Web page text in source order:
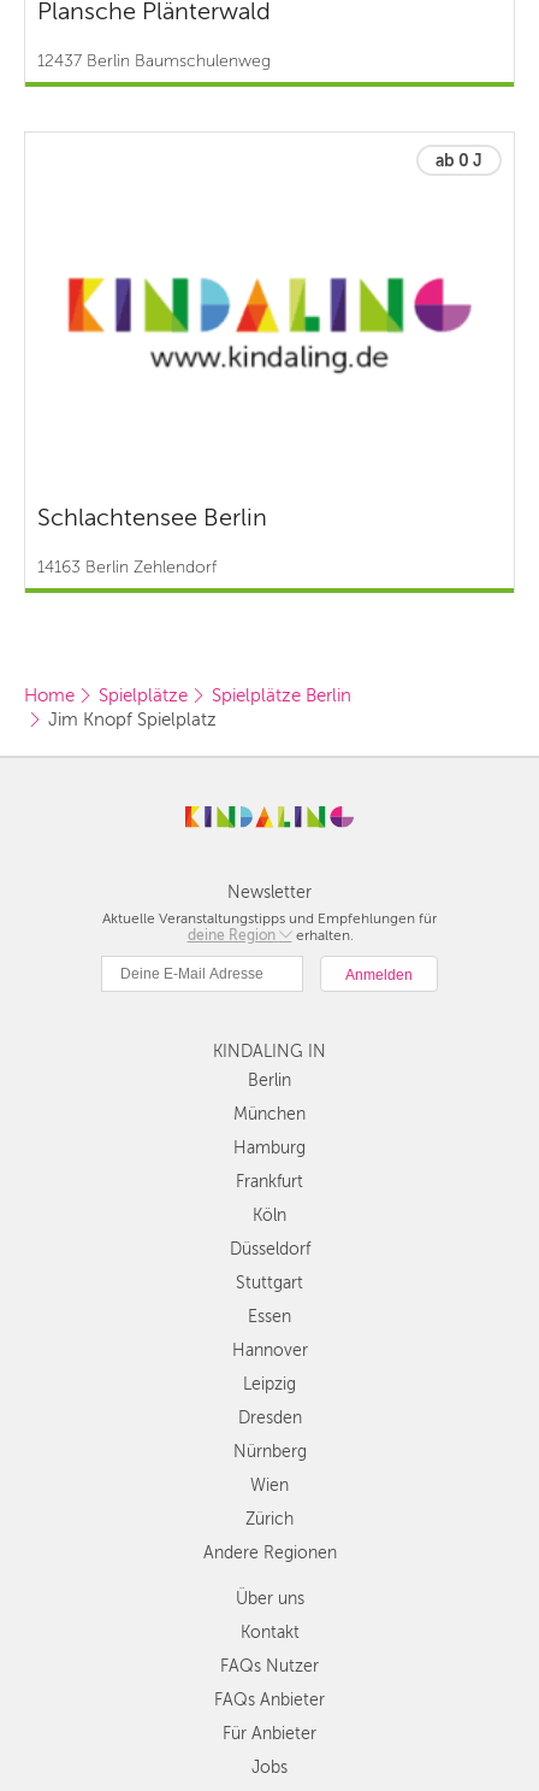
Plansche Plänterwald
12437 Berlin Baumschulenweg
ab 0 J
Schlachtensee Berlin
14163 Berlin Zehlendorf
Home Spielplätze
Spielplätze Berlin
Jim Knopf Spielplatz
Newsletter
Aktuelle Veranstaltungstipps und Empfehlungen für
deine Region
Berlin
München
Hamburg
Köln
Düsseldorf
Stuttgart
Essen
Dresden
Nürnberg
Wien
Zürich
Andere
Regionen
erhalten.
KINDALING IN
Berlin
München
Hamburg
Frankfurt
Köln
Düsseldorf
Stuttgart
Essen
Hannover
Leipzig
Dresden
Nürnberg
Wien
Zürich
Andere Regionen
Über uns
Kontakt
FAQs Nutzer
FAQs Anbieter
Für Anbieter
Jobs